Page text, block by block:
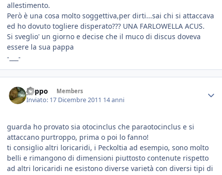
allestimento.
Però è una cosa molto soggettiva,per dirti...sai chi si attaccava
ed ho dovuto togliere disperato??? UNA FARLOWELLA ACUS.
Si sveglio' un giorno e decise che il muco di discus doveva
essere la sua pappa
-___-
geppo Members
Inviato: 17 Dicembre 2011 14 anni
guarda ho provato sia otocinclus che paraotocinclus e si
attaccano purtroppo, prima o poi lo fanno!
ti consiglio altri loricaridi, i Peckoltia ad esempio, sono molto
belli e rimangono di dimensioni piuttosto contenute rispetto
ad altri loricaridi ne esistono diverse varietà con diversi tipi di